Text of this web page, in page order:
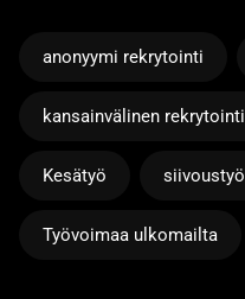
anonyymi rekrytointi
kansainvälinen rekrytointi
Kesätyö siivoustyö
Työvoimaa ulkomailta